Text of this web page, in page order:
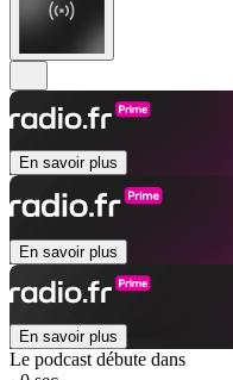
En savoir plus
En savoir plus
En savoir plus
Le podcast débute dans